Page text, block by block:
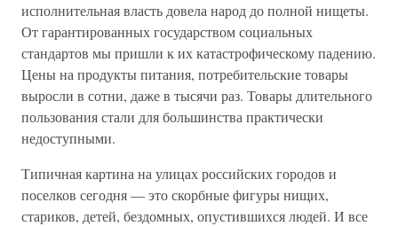
исполнительная власть довела народ до полной нищеты.
От гарантированных государством социальных
стандартов мы пришли к их катастрофическому падению.
Цены на продукты питания, потребительские товары
выросли в сотни, даже в тысячи раз. Товары длительного
пользования стали для большинства практически
недоступными.
Типичная картина на улицах российских городов и
поселков сегодня — это скорбные фигуры нищих,
стариков, детей, бездомных, опустившихся людей. И все